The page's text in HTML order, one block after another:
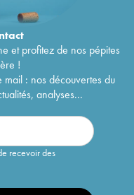
et profitez de nos pépites
!
: nos découvertes du
analyses...
recevoir des